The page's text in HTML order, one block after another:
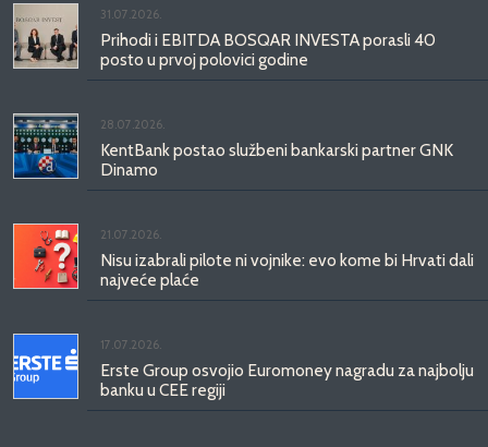
31.07.2026.
Prihodi i EBITDA BOSQAR INVESTA porasli 40
posto u prvoj polovici godine
28.07.2026.
KentBank postao službeni bankarski partner GNK
Dinamo
21.07.2026.
Nisu izabrali pilote ni vojnike: evo kome bi Hrvati dali
najveće plaće
17.07.2026.
Erste Group osvojio Euromoney nagradu za najbolju
banku u CEE regiji